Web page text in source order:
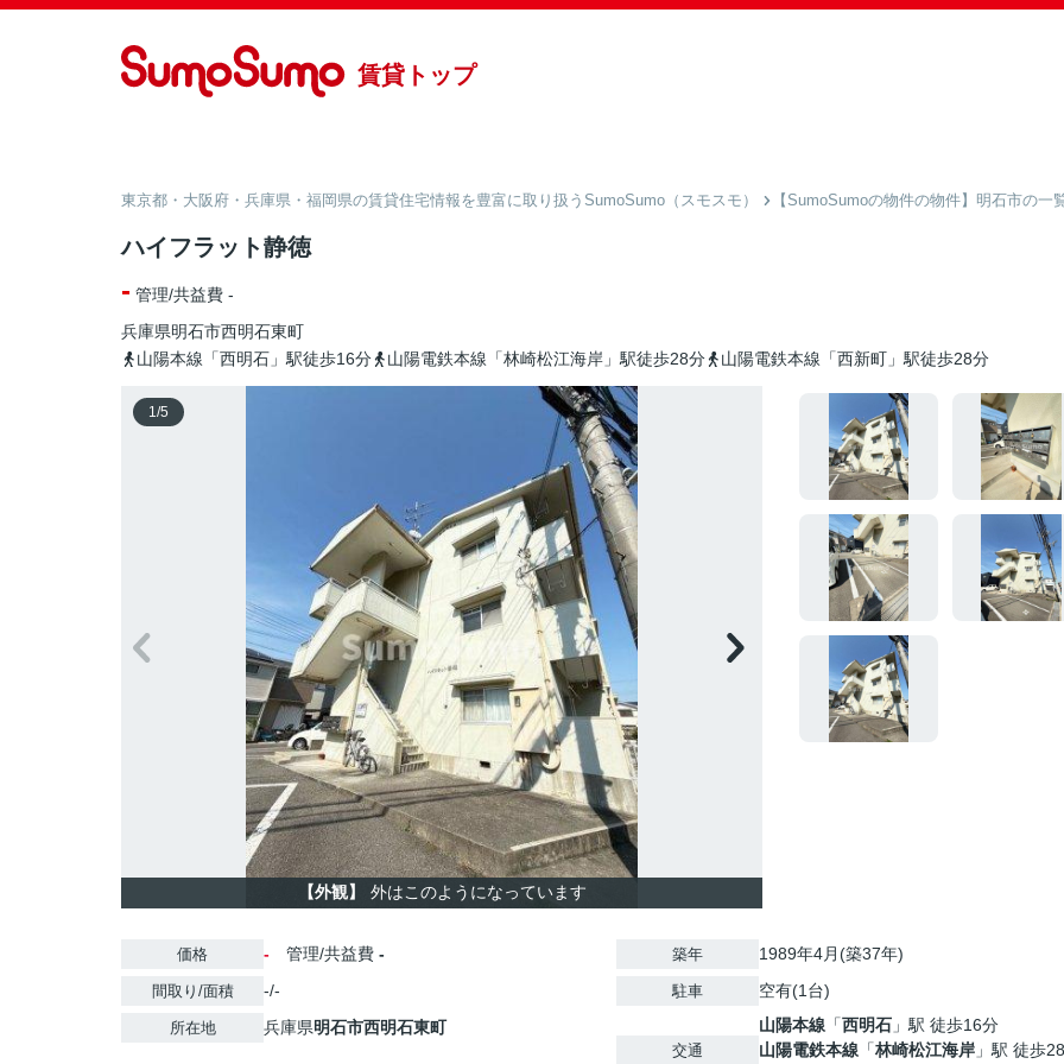
賃貸トップ
東京都・大阪府・兵庫県・福岡県の賃貸住宅情報を豊富に取り扱うSumoSumo（スモスモ） 【SumoSumoの物件の物件】明石市の一
ハイフラット静徳
- 管理/共益費 -
兵庫県明石市西明石東町
山陽本線「西明石」駅徒歩16分
山陽電鉄本線「林崎松江海岸」駅徒歩28分 山陽電鉄本線「西新町」駅徒歩28分
1/5
【外観】 外はこのようになっています
価格 - 管理/共益費 -
間取り/面積 -/-
所在地 兵庫県明石市西明石東町
築年 1989年4月(築37年)
駐車 空有(1台)
交通
山陽本線 「西明石 」駅 徒歩16分
山陽電鉄本線 「林崎松江海岸 」駅 徒歩